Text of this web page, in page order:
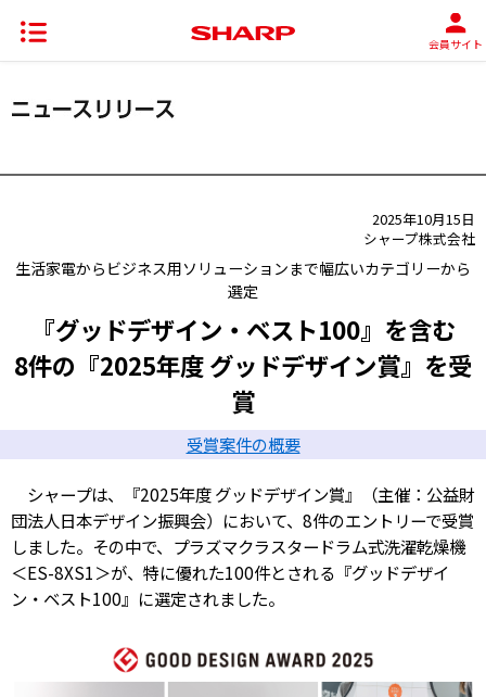
会員サイト
2025年10月15日
シャープ株式会社
生活家電からビジネス用ソリューションまで幅広いカテゴリーから
選定
『グッドデザイン・ベスト100』を含む
8件の『2025年度 グッドデザイン賞』を受
賞
受賞案件の概要
シャープは、『2025年度 グッドデザイン賞』（主催：公益財
団法人日本デザイン振興会）において、8件のエントリーで受賞
しました。その中で、プラズマクラスタードラム式洗濯乾燥機
＜ES-8XS1＞が、特に優れた100件とされる『グッドデザイ
ン・ベスト100』に選定されました。